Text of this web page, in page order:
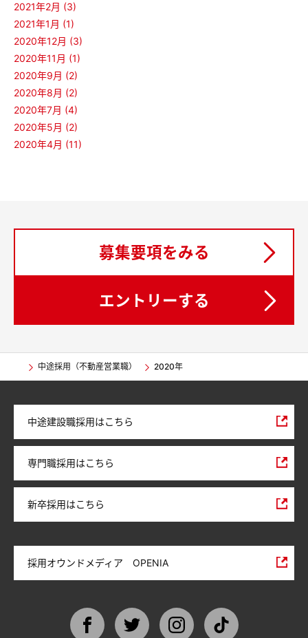
2021年2月 (3)
2021年1月 (1)
2020年12月 (3)
2020年11月 (1)
2020年9月 (2)
2020年8月 (2)
2020年7月 (4)
2020年5月 (2)
2020年4月 (11)
募集要項をみる
エントリーする
中途採用（不動産営業職） 2020年
中途建設職採用はこちら
専門職採用はこちら
新卒採用はこちら
採用オウンドメディア OPENIA